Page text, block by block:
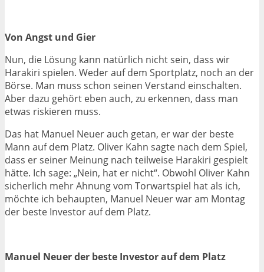
Von Angst und Gier
Nun, die Lösung kann natürlich nicht sein, dass wir
Harakiri spielen. Weder auf dem Sportplatz, noch an der
Börse. Man muss schon seinen Verstand einschalten.
Aber dazu gehört eben auch, zu erkennen, dass man
etwas riskieren muss.
Das hat Manuel Neuer auch getan, er war der beste
Mann auf dem Platz. Oliver Kahn sagte nach dem Spiel,
dass er seiner Meinung nach teilweise Harakiri gespielt
hätte. Ich sage: „Nein, hat er nicht“. Obwohl Oliver Kahn
sicherlich mehr Ahnung vom Torwartspiel hat als ich,
möchte ich behaupten, Manuel Neuer war am Montag
der beste Investor auf dem Platz.
Manuel Neuer der beste Investor auf dem Platz